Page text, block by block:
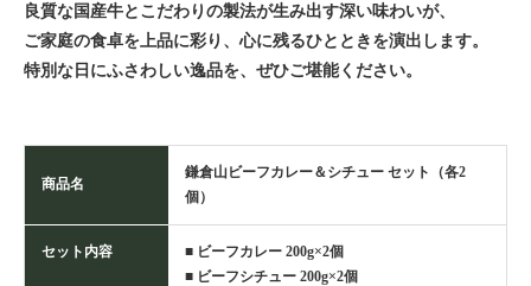
良質な国産牛とこだわりの製法が生み出す深い味わいが、
ご家庭の食卓を上品に彩り、心に残るひとときを演出します。
特別な日にふさわしい逸品を、ぜひご堪能ください。
商品名
鎌倉山ビーフカレー＆シチュー セット（各2
個）
セット内容
■ ビーフカレー 200g×2個
■ ビーフシチュー 200g×2個